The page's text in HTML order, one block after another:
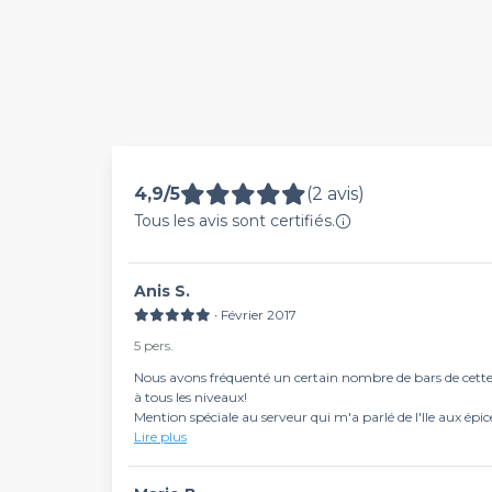
4,9/5 (2 avis)
Tous les avis sont certifiés.
Anis S.
∙ Février 2017
5 pers.
Nous avons fréquenté un certain nombre de bars de
à tous les niveaux!
Mention spéciale au serveur qui m'a parlé de l'Ile aux
En bref: Expérience très agréable, je recommande !
Lire plus